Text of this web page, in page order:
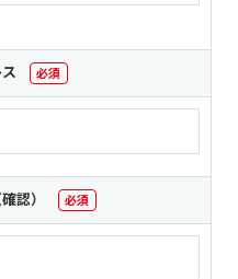
マスコットファミリー
必須
認） 必須